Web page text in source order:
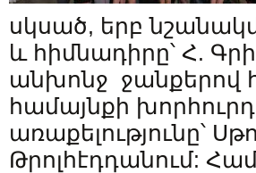
սկսած, երբ
և հիմնադիրը՝ Հ.
անխոնջ ջանքերով
համայնքի
առաքելությունը՝
Թրոլհէդդանում: